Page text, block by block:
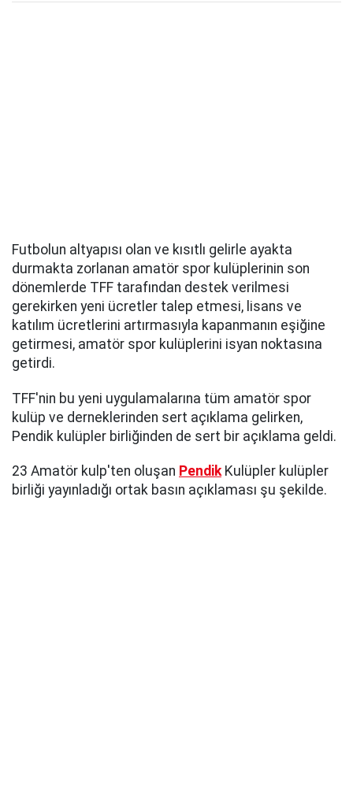
Futbolun altyapısı olan ve kısıtlı gelirle ayakta
durmakta zorlanan amatör spor kulüplerinin son
dönemlerde TFF tarafından destek verilmesi
gerekirken yeni ücretler talep etmesi, lisans ve
katılım ücretlerini artırmasıyla kapanmanın eşiğine
getirmesi, amatör spor kulüplerini isyan noktasına
getirdi.
TFF'nin bu yeni uygulamalarına tüm amatör spor
kulüp ve derneklerinden sert açıklama gelirken,
Pendik kulüpler birliğinden de sert bir açıklama geldi.
23 Amatör kulp'ten oluşan PendikKulüpler kulüpler
birliği yayınladığı ortak basın açıklaması şu şekilde.